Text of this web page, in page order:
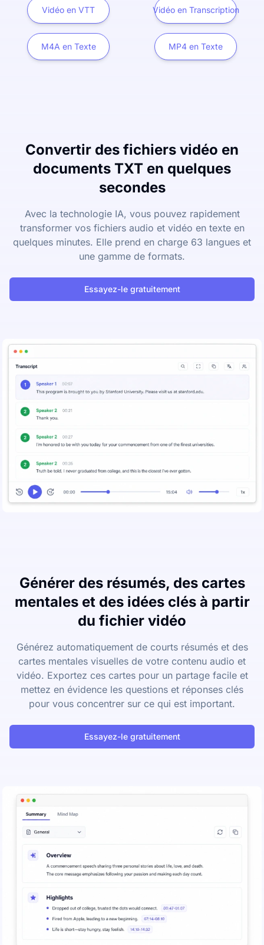
Vidéo en VTT Vidéo en Transcription
M4A en Texte MP4 en Texte
Convertir des fichiers vidéo en
documents TXT en quelques
secondes
Avec la technologie IA, vous pouvez rapidement
transformer vos fichiers audio et vidéo en texte en
quelques minutes. Elle prend en charge 63 langues et
une gamme de formats.
Essayez-le gratuitement
Générer des résumés, des cartes
mentales et des idées clés à partir
du fichier vidéo
Générez automatiquement de courts résumés et des
cartes mentales visuelles de votre contenu audio et
vidéo. Exportez ces cartes pour un partage facile et
mettez en évidence les questions et réponses clés
pour vous concentrer sur ce qui est important.
Essayez-le gratuitement